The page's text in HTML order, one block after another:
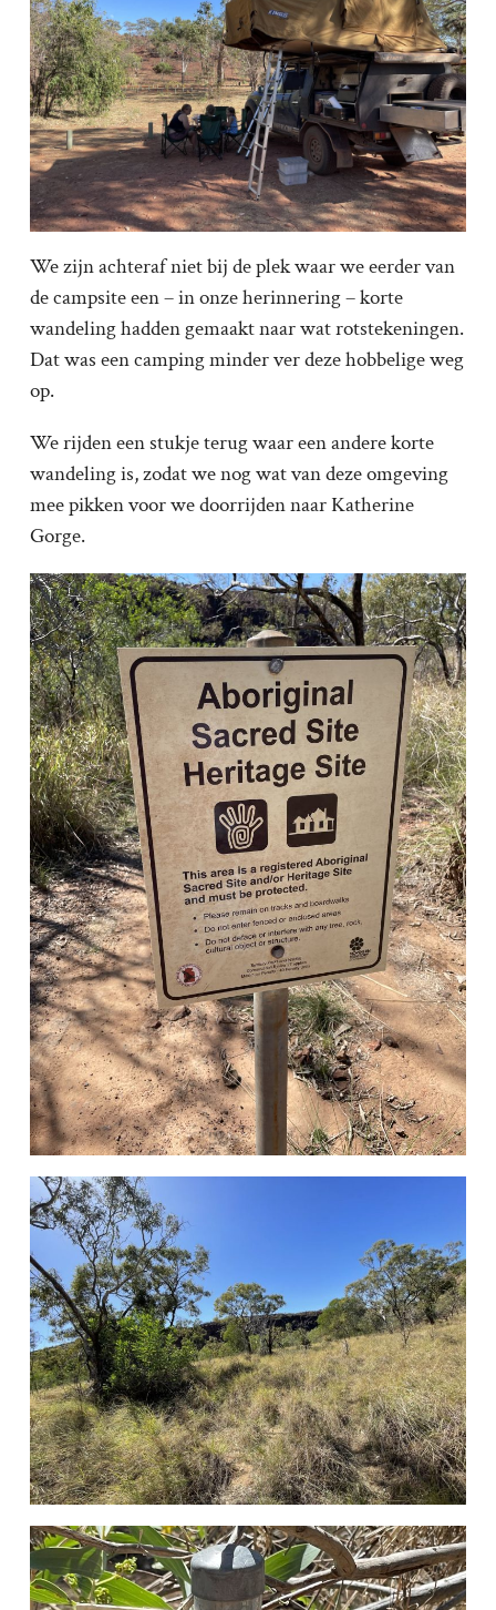
We zijn achteraf niet bij de plek waar we eerder van
de campsite een – in onze herinnering – korte
wandeling hadden gemaakt naar wat rotstekeningen.
Dat was een camping minder ver deze hobbelige weg
op.
We rijden een stukje terug waar een andere korte
wandeling is, zodat we nog wat van deze omgeving
mee pikken voor we doorrijden naar Katherine
Gorge.